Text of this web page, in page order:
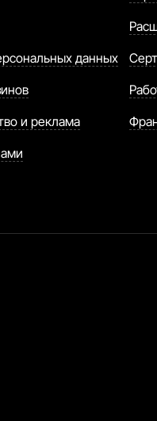
данных
и реклама